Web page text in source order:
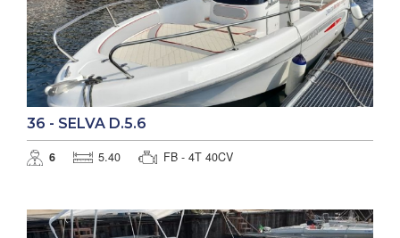
36 - SELVA D.5.6
6 5.40 FB - 4T 40CV